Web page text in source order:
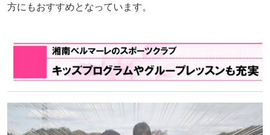
方にもおすすめとなっています。